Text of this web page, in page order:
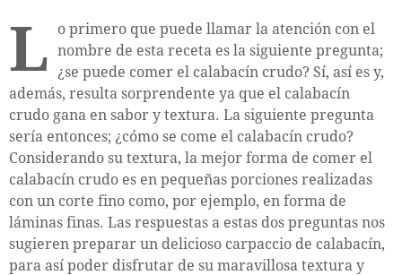
L
o primero que puede llamar la atención con el
nombre de esta receta es la siguiente pregunta;
¿se puede comer el calabacín crudo? Sí, así es y,
además, resulta sorprendente ya que el calabacín
crudo gana en sabor y textura. La siguiente pregunta
sería entonces; ¿cómo se come el calabacín crudo?
Considerando su textura, la mejor forma de comer el
calabacín crudo es en pequeñas porciones realizadas
con un corte fino como, por ejemplo, en forma de
láminas finas. Las respuestas a estas dos preguntas nos
sugieren preparar un delicioso carpaccio de calabacín,
para así poder disfrutar de su maravillosa textura y